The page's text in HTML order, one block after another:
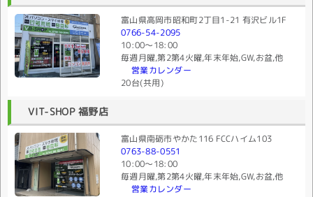
富山県高岡市昭和町2丁目1-21 有沢ビル1F
0766-54-2095
10:00〜18:00
毎週月曜,第2第4火曜,年末年始,GW,お盆,他
営業カレンダー
20台(共用)
VIT-SHOP 福野店
富山県南砺市やかた116 FCCハイム103
0763-88-0551
10:00〜18:00
毎週月曜,第2第4火曜,年末年始,GW,お盆,他
営業カレンダー